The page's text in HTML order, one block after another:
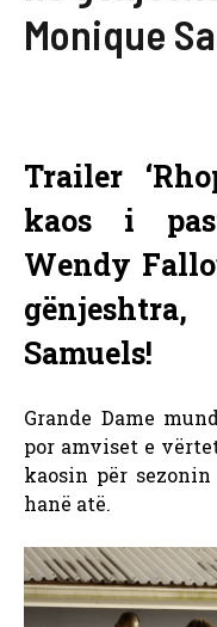
Monique
Trailer
kaos i
Wendy
Samuels!
Grande Dame
por amviset e
kaosin për
hanë atë.